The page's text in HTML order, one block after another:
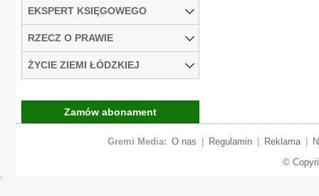
EKSPERT KSIĘGOWEGO
RZECZ O PRAWIE
ŻYCIE ZIEMI ŁÓDZKIEJ
Zamów abonament
Gremi Media: O nas Regulamin Reklama
©